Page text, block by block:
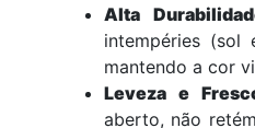
Alta
intempéries (sol
mantendo a cor
Leveza e
aberto, não